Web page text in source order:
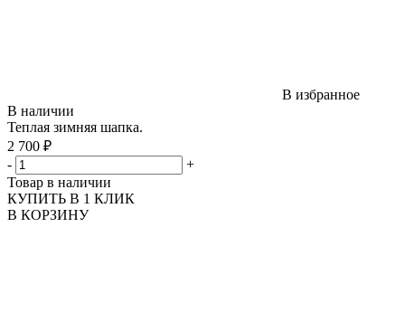
В избранное
В наличии
Теплая зимняя шапка.
2 700 ₽
-
+
Товар в наличии
КУПИТЬ В 1 КЛИК
В КОРЗИНУ